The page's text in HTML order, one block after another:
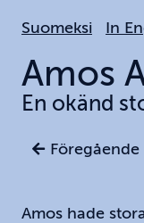
huvudinnehållet
Suomeksi In
Amos
En okänd
Föregående
Amos hade